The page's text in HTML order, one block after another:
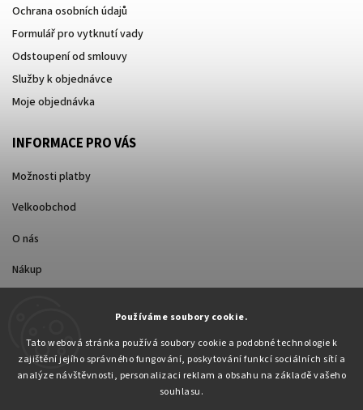
Používáme soubory cookie.
Tato webová stránka používá soubory cookie a podobné technologie k
zajištění jejího správného fungování, poskytování funkcí sociálních sítí a
analýze návštěvnosti, personalizaci reklam a obsahu na základě vašeho
souhlasu.
Ochrana osobních údajů
Formulář pro vytknutí vady
Odstoupení od smlouvy
Služby k objednávce
Moje objednávka
INFORMACE PRO VÁS
Možnosti platby
Velkoobchod
O nás
Nákup